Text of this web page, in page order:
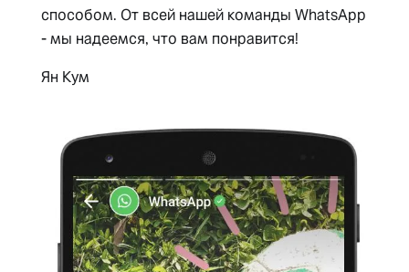
способом. От всей нашей команды WhatsApp
- мы надеемся, что вам понравится!
Ян Кум